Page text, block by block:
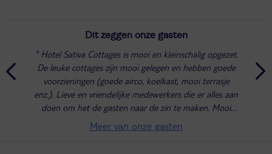
Dit zeggen onze gasten
Hotel Sativa Cottages is mooi en kleinschalig opgezet.
De leuke cottages zijn mooi gelegen en hebben goede
voorzieningen (goede airco, koelkast, mooi terrasje
enz.). Lieve en vriendelijke medewerkers die er alles aan
doen om het de gasten naar de zin te maken. Mooi
zwembad met ruim voldoende en...
Meer van onze gasten